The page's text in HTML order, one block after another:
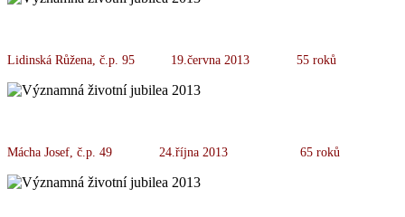
Lidinská Růžena, č.p. 95 19.června 2013 55 roků
Mácha Josef, č.p. 49 24.října 2013 65 roků